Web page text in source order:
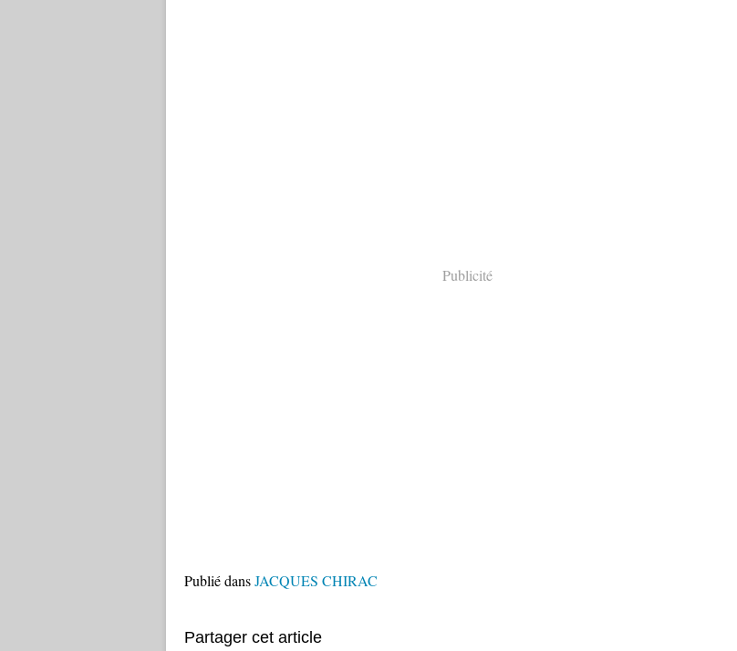
Publicité
Publié dansJACQUES CHIRAC
Partager cet article